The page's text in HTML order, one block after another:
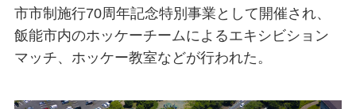
市市制施行70周年記念特別事業として開催され、
飯能市内のホッケーチームによるエキシビション
マッチ、ホッケー教室などが行われた。